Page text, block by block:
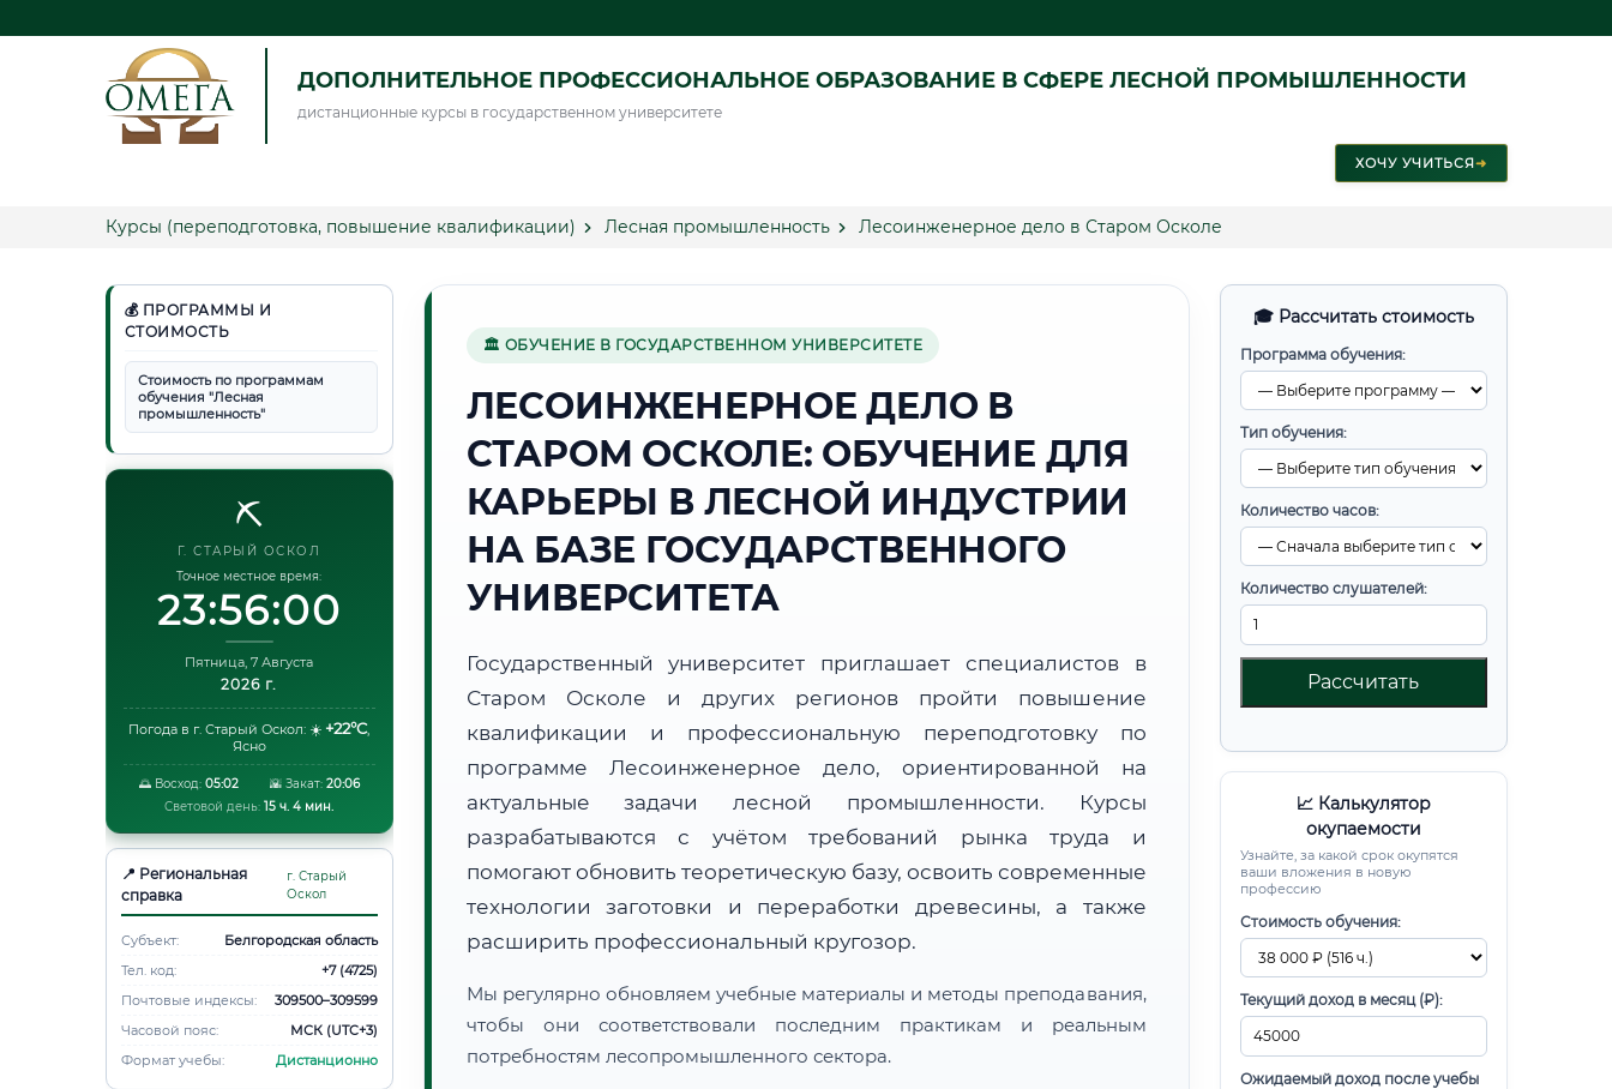
ДОПОЛНИТЕЛЬНОЕ ПРОФЕССИОНАЛЬНОЕ ОБРАЗОВАНИЕ В СФЕРЕ ЛЕСНОЙ ПРОМЫШЛЕННОСТИ
дистанционные курсы в государственном университете
ХОЧУ УЧИТЬСЯ➜
Курсы (переподготовка, повышение квалификации) Лесная промышленность Лесоинженерное дело в Старом Осколе
💰 ПРОГРАММЫ И
СТОИМОСТЬ
Стоимость по программам
обучения "Лесная
промышленность"
⛏️
Г. СТАРЫЙ ОСКОЛ
Точное местное время:
23:56:01
Пятница, 7 Августа
2026 г.
Погода в г. Старый Оскол: ☀️ +22°C,
Ясно
🌅 Восход: 05:02 🌇 Закат: 20:06
Световой день: 15 ч. 4 мин.
📍 Региональная
справка
г. Старый
Оскол
Субъект:
Белгородская область
Тел. код:
+7 (4725)
Почтовые индексы:
309500–309599
Часовой пояс:
МСК (UTC+3)
Формат учебы:
Дистанционно
🎓 Рассчитать стоимость
Программа обучения:
Тип обучения:
Количество часов:
Количество слушателей:
Рассчитать
📈 Калькулятор
окупаемости
Узнайте, за какой срок окупятся
ваши вложения в новую
профессию
Стоимость обучения:
Текущий доход в месяц (₽):
Ожидаемый доход после учебы
🏛 ОБУЧЕНИЕ В ГОСУДАРСТВЕННОМ УНИВЕРСИТЕТЕ
ЛЕСОИНЖЕНЕРНОЕ ДЕЛО В
СТАРОМ ОСКОЛЕ: ОБУЧЕНИЕ ДЛЯ
КАРЬЕРЫ В ЛЕСНОЙ ИНДУСТРИИ
НА БАЗЕ ГОСУДАРСТВЕННОГО
УНИВЕРСИТЕТА
Государственный университет приглашает специалистов в
Старом Осколе и других регионов пройти повышение
квалификации и профессиональную переподготовку по
программе Лесоинженерное дело, ориентированной на
актуальные задачи лесной промышленности. Курсы
разрабатываются с учётом требований рынка труда и
помогают обновить теоретическую базу, освоить современные
технологии заготовки и переработки древесины, а также
расширить профессиональный кругозор.
Мы регулярно обновляем учебные материалы и методы преподавания,
чтобы они соответствовали последним практикам и реальным
потребностям лесопромышленного сектора.